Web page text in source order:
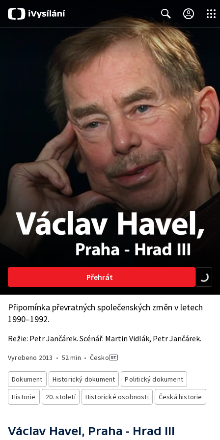
Search
Přehrát
Připomínka převratných společenských změn v letech
1990–1992.
Režie: Petr Jančárek. Scénář: Martin Vidlák, Petr Jančárek.
Vyrobeno 2013 • 52 min • Česko
Dokument Historický dokument
Politický dokument
Historie
20. století Historické osobnosti Česká historie
Václav Havel, Praha - Hrad III